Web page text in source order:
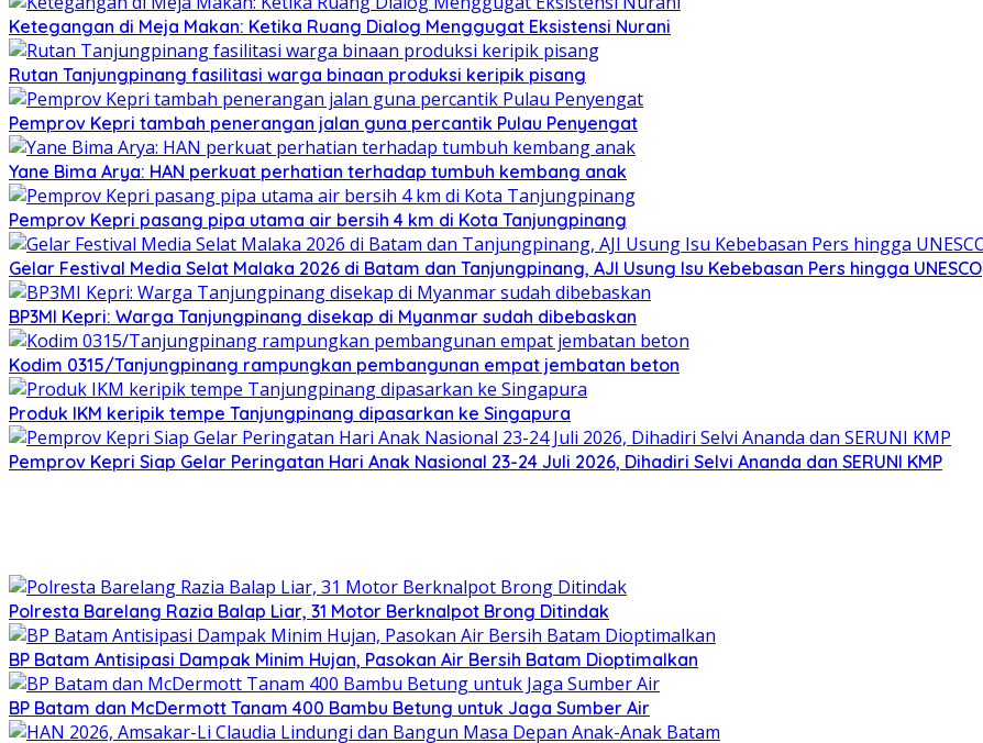
Ketegangan di Meja Makan: Ketika Ruang Dialog Menggugat Eksistensi Nurani
Rutan Tanjungpinang fasilitasi warga binaan produksi keripik pisang
Pemprov Kepri tambah penerangan jalan guna percantik Pulau Penyengat
Yane Bima Arya: HAN perkuat perhatian terhadap tumbuh kembang anak
Pemprov Kepri pasang pipa utama air bersih 4 km di Kota Tanjungpinang
Gelar Festival Media Selat Malaka 2026 di Batam dan Tanjungpinang, AJI Usung Isu Kebebasan Pers hingga UNESCO
BP3MI Kepri: Warga Tanjungpinang disekap di Myanmar sudah dibebaskan
Kodim 0315/Tanjungpinang rampungkan pembangunan empat jembatan beton
Produk IKM keripik tempe Tanjungpinang dipasarkan ke Singapura
Pemprov Kepri Siap Gelar Peringatan Hari Anak Nasional 23-24 Juli 2026, Dihadiri Selvi Ananda dan SERUNI KMP
Polresta Barelang Razia Balap Liar, 31 Motor Berknalpot Brong Ditindak
BP Batam Antisipasi Dampak Minim Hujan, Pasokan Air Bersih Batam Dioptimalkan
BP Batam dan McDermott Tanam 400 Bambu Betung untuk Jaga Sumber Air